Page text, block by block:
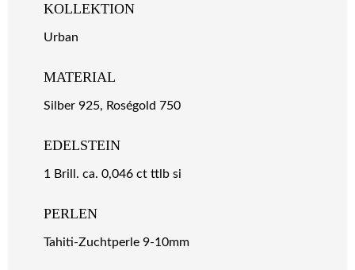
KOLLEKTION
Urban
MATERIAL
Silber 925, Roségold 750
EDELSTEIN
1 Brill. ca. 0,046 ct ttlb si
PERLEN
Tahiti-Zuchtperle 9-10mm